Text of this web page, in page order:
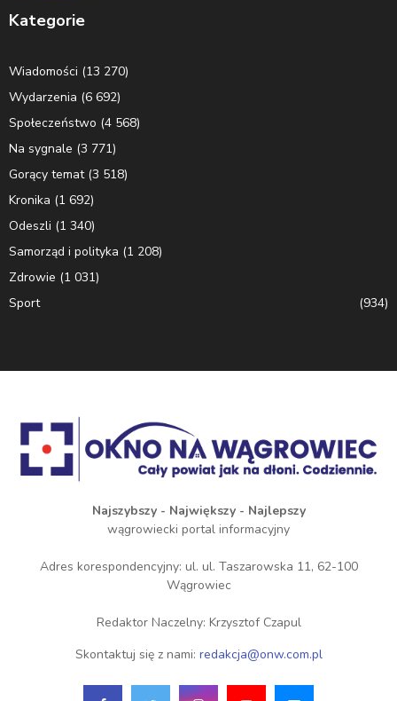
Kategorie
Wiadomości (13 270)
Wydarzenia (6 692)
Społeczeństwo (4 568)
Na sygnale (3 771)
Gorący temat(3 518)
Kronika (1 692)
Odeszli (1 340)
Samorząd i polityka (1 208)
Zdrowie (1 031)
Sport
(934)
Najszybszy - Największy - Najlepszy
wągrowiecki portal informacyjny
Adres korespondencyjny: ul. ul. Taszarowska 11, 62-100
Wągrowiec
Redaktor Naczelny: Krzysztof Czapul
Skontaktuj się z nami: redakcja@onw.com.pl